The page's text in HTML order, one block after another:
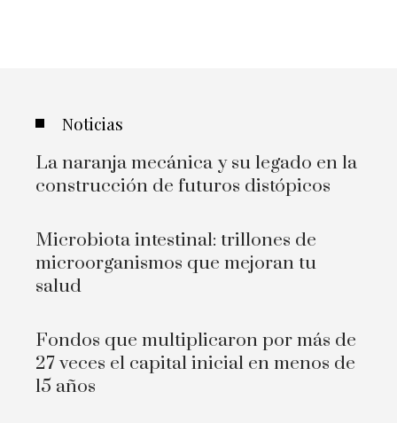
Noticias
La naranja mecánica y su legado en la
construcción de futuros distópicos
Microbiota intestinal: trillones de
microorganismos que mejoran tu
salud
Fondos que multiplicaron por más de
27 veces el capital inicial en menos de
15 años